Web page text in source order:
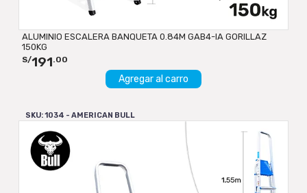
ALUMINIO ESCALERA BANQUETA 0.84M GAB4-IA GORILLAZ
150KG
S/191.00
Agregar al carro
SKU: 1034 - AMERICAN BULL